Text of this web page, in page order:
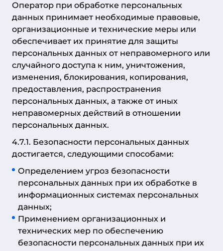
Оператор при обработке персональных
данных принимает необходимые правовые,
организационные и технические меры или
обеспечивает их принятие для защиты
персональных данных от неправомерного или
случайного доступа к ним, уничтожения,
изменения, блокирования, копирования,
предоставления, распространения
персональных данных, а также от иных
неправомерных действий в отношении
персональных данных.
4.7.1. Безопасности персональных данных
достигается, следующими способами:
Определением угроз безопасности
персональных данных при их обработке в
информационных системах персональных
данных;
Применением организационных и
технических мер по обеспечению
безопасности персональных данных при их